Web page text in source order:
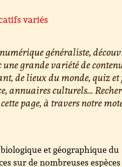
variés
généraliste,
grande variété de
de lieux du monde, quiz et
annuaires culturels...
page, à travers notre
et géographique du
sur de nombreuses espèces